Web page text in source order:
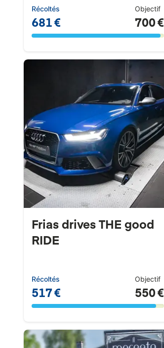
Récoltés
681 €
Objectif
700 €
Frias drives THE good
RIDE
Récoltés
517 €
Objectif
550 €